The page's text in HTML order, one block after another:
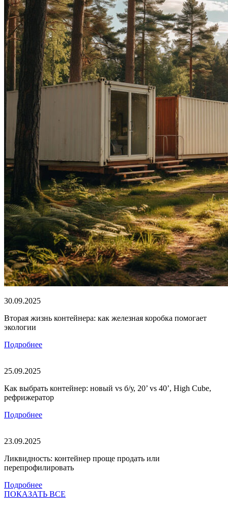
30.09.2025
Вторая жизнь контейнера: как железная коробка помогает
экологии
Подробнее
25.09.2025
Как выбрать контейнер: новый vs б/у, 20’ vs 40’, High Cube,
рефрижератор
Подробнее
23.09.2025
Ликвидность: контейнер проще продать или
перепрофилировать
Подробнее
ПОКАЗАТЬ ВСЕ